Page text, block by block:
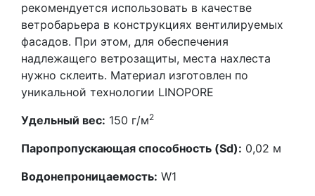
рекомендуется использовать в качестве
ветробарьера в конструкциях вентилируемых
фасадов. При этом, для обеспечения
надлежащего ветрозащиты, места нахлеста
нужно склеить. Материал изготовлен по
уникальной технологии LINOPORE
Удельный вес: 150 г/м2
Паропропускающая способность (Sd): 0,02 м
Водонепроницаемость: W1